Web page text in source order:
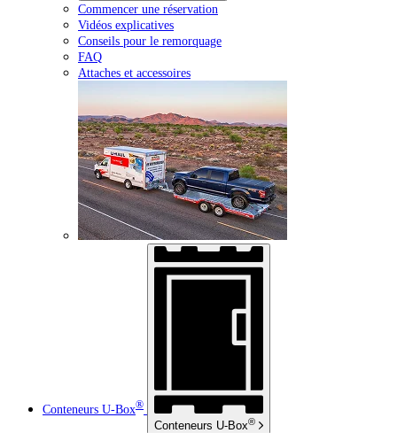
Commencer une réservation
Vidéos explicatives
Conseils pour le remorquage
FAQ
Attaches et accessoires
Conteneurs U-Box®
Conteneurs U-Box®